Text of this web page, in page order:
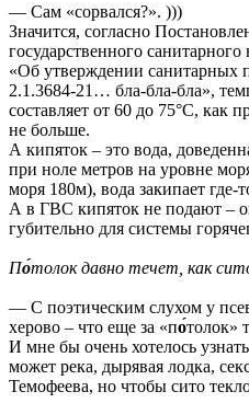
— Сам «сорвался?». )))
Значится, согласно
государственного
«Об утверждении
2.1.3684-21… бла-бла-бла»,
составляет от 60 до 75°C, как
не больше.
А кипяток – это вода,
при ноле метров на уровне
моря 180м), вода закипает где-
А в ГВС кипяток не подают –
губительно для системы
По́толок давно течет, как
— С поэтическим слухом у
херово – что еще за «по́толок»
И мне бы очень хотелось
может река, дырявая лодка,
Темофеева, но чтобы сито